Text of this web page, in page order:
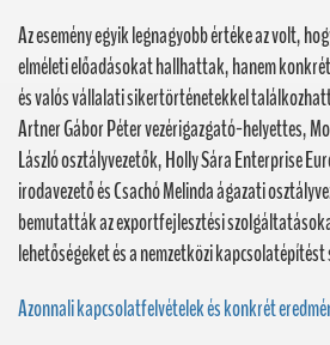
Az esemény egyik legnagyobb értéke az volt,
elméleti előadásokat hallhattak, hanem
és valós vállalati sikertörténetekkel
Artner Gábor Péter vezérigazgató-helyettes,
László osztályvezetők, Holly Sára Enterprise
irodavezető és Csachó Melinda ágazati
bemutatták az exportfejlesztési
lehetőségeket és a nemzetközi
Azonnali kapcsolatfelvételek és konkrét